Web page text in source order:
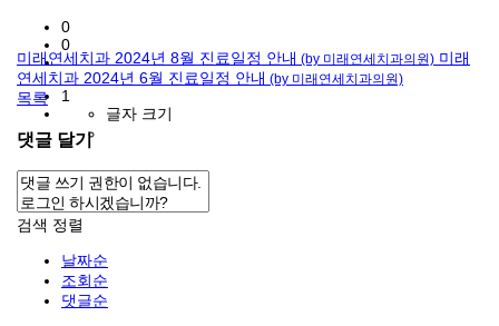
0
0
1
글자 크기
미래연세치과 2024년 8월 진료일정 안내 (by 미래연세치과의원) 미래
연세치과 2024년 6월 진료일정 안내 (by 미래연세치과의원)
목록
댓글 달기
검색 정렬
날짜순
조회순
댓글순